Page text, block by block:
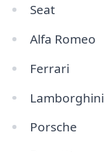
Seat
Alfa Romeo
Ferrari
Lamborghini
Porsche